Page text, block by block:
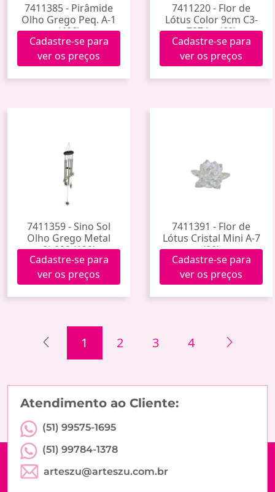
7411385 - Pirâmide
Olho Grego Peq. A-1
(400)
Cadastre-se para
ver os preços
7411220 - Flor de
Lótus Color 9cm C3-
7274-c (60)
Cadastre-se para
ver os preços
7411359 - Sino Sol
Olho Grego Metal
2h008 (120)
Cadastre-se para
ver os preços
7411391 - Flor de
Lótus Cristal Mini A-7
(80)
Cadastre-se para
ver os preços
1 2 3 4
Atendimento ao Cliente:
(51) 99575-1695
(51) 99784-1378
arteszu@arteszu.com.br